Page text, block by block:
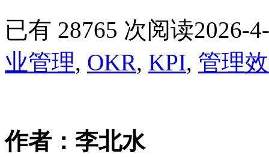
已有 28765 次阅读2026-
业管理, OKR, KPI, 管理
作者：李北水